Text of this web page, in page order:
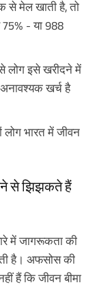
से मेल खाती है, तो
75% - या 988
लोग इसे खरीदने में
खर्च है
लोग भारत में जीवन
से झिझकते हैं
में जागरूकता की
है। अफसोस की
हैं कि जीवन बीमा